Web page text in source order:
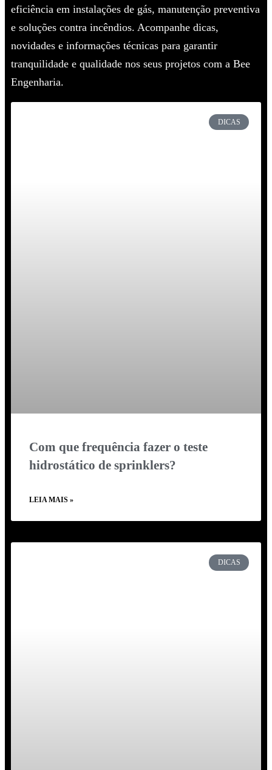
eficiência em instalações de gás, manutenção preventiva
e soluções contra incêndios. Acompanhe dicas,
novidades e informações técnicas para garantir
tranquilidade e qualidade nos seus projetos com a Bee
Engenharia.
DICAS
Com que frequência fazer o teste
hidrostático de sprinklers?
LEIA MAIS »
DICAS